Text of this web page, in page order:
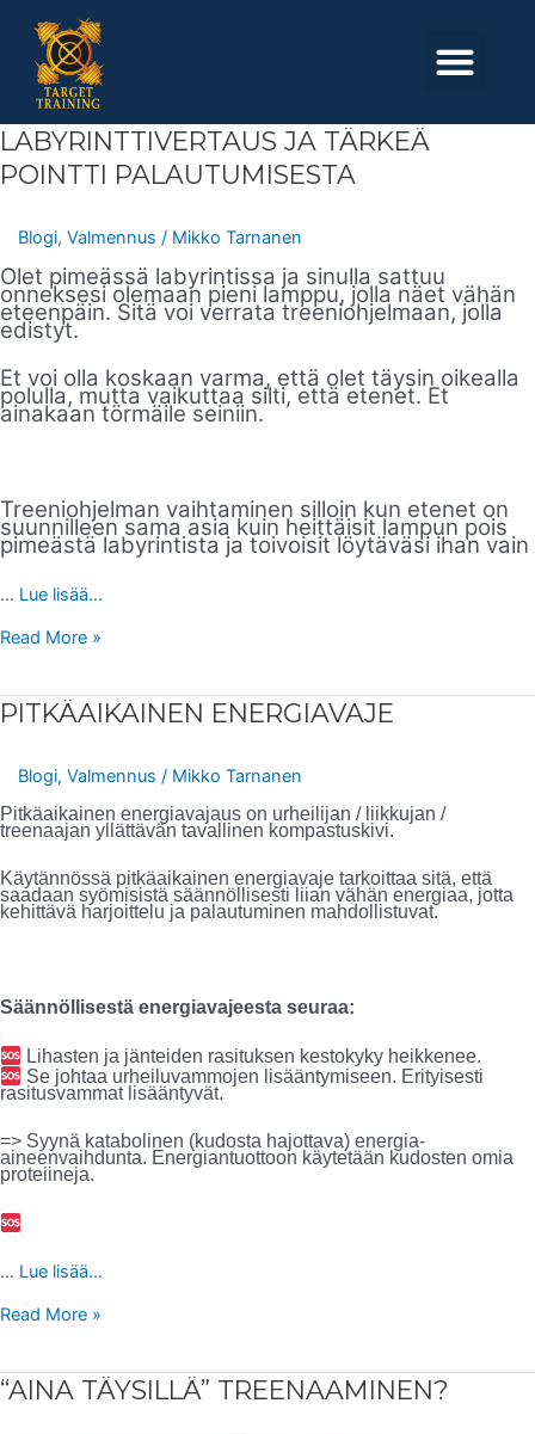
content
LABYRINTTIVERTAUS JA TÄRKEÄ
POINTTI PALAUTUMISESTA
Blogi, Valmennus / Mikko Tarnanen
Olet pimeässä labyrintissa ja sinulla sattuu
onneksesi olemaan pieni lamppu, jolla näet vähän
eteenpäin. Sitä voi verrata treeniohjelmaan, jolla
edistyt.
Et voi olla koskaan varma, että olet täysin oikealla
polulla, mutta vaikuttaa silti, että etenet. Et
ainakaan törmäile seiniin.
Treeniohjelman vaihtaminen silloin kun etenet on
suunnilleen sama asia kuin heittäisit lampun pois
pimeästä labyrintista ja toivoisit löytäväsi ihan vain
… Lue lisää...
LABYRINTTIVERTAUS
JA
TÄRKEÄ
POINTTI
Read More »
PITKÄAIKAINEN ENERGIAVAJE
Blogi, Valmennus / Mikko Tarnanen
Pitkäaikainen energiavajaus on urheilijan / liikkujan /
treenaajan yllättävän tavallinen kompastuskivi.
Käytännössä pitkäaikainen energiavaje tarkoittaa sitä, että
saadaan syömisistä säännöllisesti liian vähän energiaa, jotta
kehittävä harjoittelu ja palautuminen mahdollistuvat.
Säännöllisestä energiavajeesta seuraa:
Lihasten ja jänteiden rasituksen kestokyky heikkenee.
Se johtaa urheiluvammojen lisääntymiseen. Erityisesti
rasitusvammat lisääntyvät.
=> Syynä katabolinen (kudosta hajottava) energia-
aineenvaihdunta. Energiantuottoon käytetään kudosten omia
proteiineja.
… Lue lisää...
PITKÄAIKAINEN
ENERGIAVAJE
Read More »
“AINA TÄYSILLÄ” TREENAAMINEN?
“AINA
TÄYSILLÄ”